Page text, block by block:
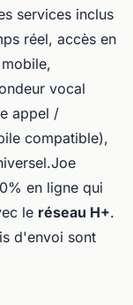
services inclus
réel, accès en
vocal
appel /
compatible),
en ligne qui
le réseau H+.
d'envoi sont